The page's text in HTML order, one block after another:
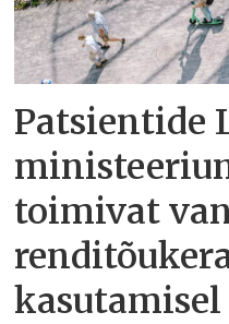
Patsientide
toimivat
kasutamisel